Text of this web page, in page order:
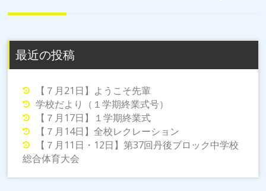
ナ
ゲ
ー
最近の投稿
【７月21日】ようこそ先輩
学校だより（１学期終業式号）
【７月17日】１学期終業式
【７月14日】全校レクレーション
【７月11日・12日】第37回丹後ブロック中学校
総合体育大会